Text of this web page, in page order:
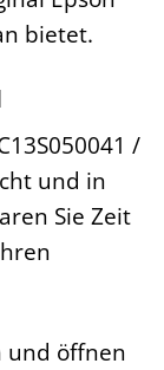
bietet.
/
und in
Sie Zeit
und öffnen